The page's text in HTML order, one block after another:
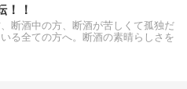
！！
断酒中の方、断酒が苦しくて孤独だ
る全ての方へ。断酒の素晴らしさを